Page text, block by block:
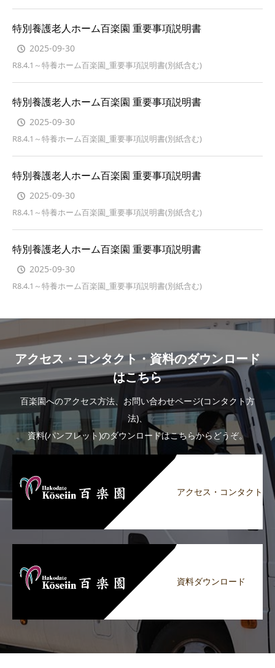
特別養護老人ホーム百楽園 重要事項説明書
2025-09-30
R8.4.1～特養ホーム百楽園_重要事項説明書(別紙含む)
特別養護老人ホーム百楽園 重要事項説明書
2025-09-30
R8.4.1～特養ホーム百楽園_重要事項説明書(別紙含む)
特別養護老人ホーム百楽園 重要事項説明書
2025-09-30
R8.4.1～特養ホーム百楽園_重要事項説明書(別紙含む)
特別養護老人ホーム百楽園 重要事項説明書
2025-09-30
R8.4.1～特養ホーム百楽園_重要事項説明書(別紙含む)
アクセス・コンタクト・資料のダウンロード
はこちら
百楽園へのアクセス方法、お問い合わせページ(コンタクト方
法)、
資料(パンフレット)のダウンロードはこちらからどうぞ。
アクセス・コンタクト
資料ダウンロード